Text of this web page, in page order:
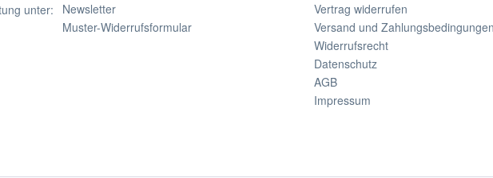
unter:
Newsletter
Muster-Widerrufsformular
Vertrag widerrufen
Versand und Zahlungsbedingungen
Widerrufsrecht
Datenschutz
AGB
Impressum